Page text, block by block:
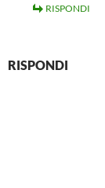
RISPONDI
RISPONDI